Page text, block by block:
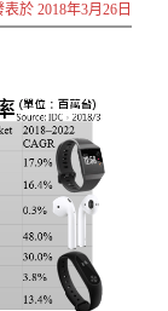
於 2018年3月26日